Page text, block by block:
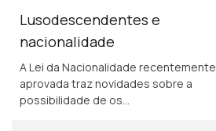
Lusodescendentes e
nacionalidade
A Lei da Nacionalidade recentemente
aprovada traz novidades sobre a
possibilidade de os